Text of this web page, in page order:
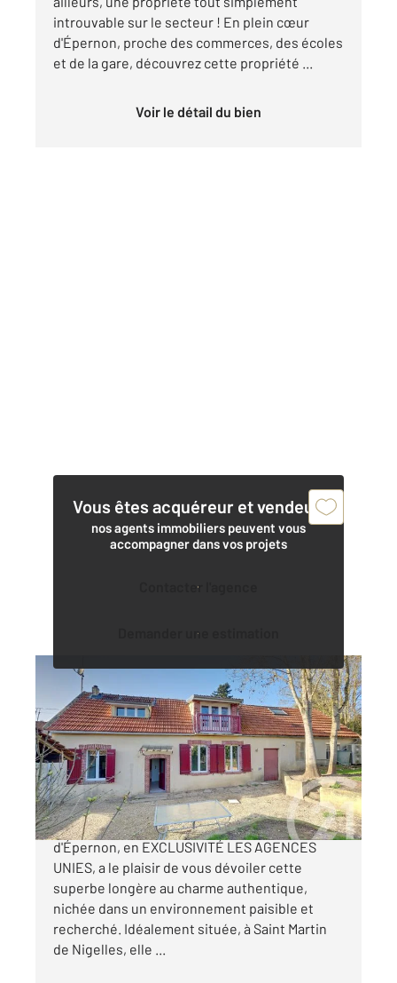
introuvable sur le secteur ! En plein cœur
d'Épernon, proche des commerces, des écoles
et de la gare, découvrez cette propriété ...
Voir le détail du bien
Vous êtes acquéreur et vendeur,
nos agents immobiliers peuvent vous
accompagner dans vos projets
Contacter l'agence
Demander une estimation
EPERNON 28
106 m2, 6 pièces
Ref : 3004
Maison à vendre
231 000 €
Votre agence Century 21 Universal Demeure
d'Épernon, en EXCLUSIVITÉ LES AGENCES
UNIES, a le plaisir de vous dévoiler cette
superbe longère au charme authentique,
nichée dans un environnement paisible et
recherché. Idéalement située, à Saint Martin
de Nigelles, elle ...